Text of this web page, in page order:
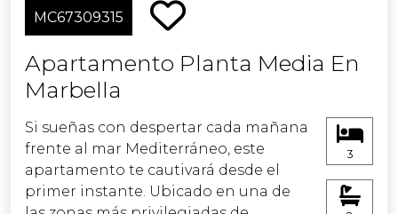
MC67309315
Apartamento Planta Media En
Marbella
Si sueñas con despertar cada mañana
frente al mar Mediterráneo, este
apartamento te cautivará desde el
primer instante. Ubicado en una de
3